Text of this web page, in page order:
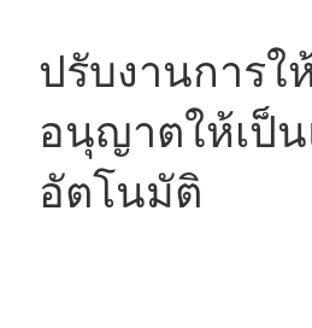
ปรับงานการใ
อนุญาตให้เป็
อัตโนมัติ